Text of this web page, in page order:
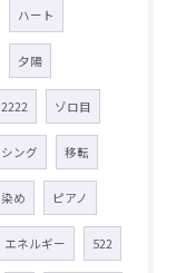
ハート
夕陽
2222 ゾロ目
ング 移転
め ピアノ
エネルギー 522